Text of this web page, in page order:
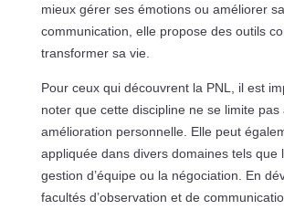
mieux gérer ses émotions ou améliorer sa
communication, elle propose des outils
transformer sa vie.
Pour ceux qui découvrent la PNL, il est
noter que cette discipline ne se limite pas
amélioration personnelle. Elle peut
appliquée dans divers domaines tels que
gestion d’équipe ou la négociation. En
facultés d’observation et de